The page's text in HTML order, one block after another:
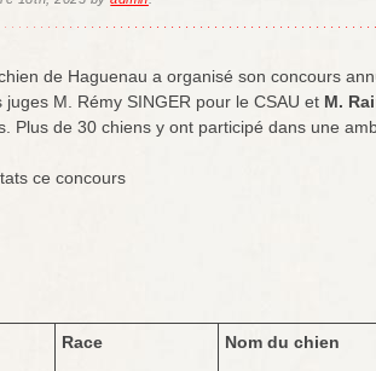
de Haguenau a organisé son concours
juges M. Rémy SINGER pour le CSAU et M.
Plus de 30 chiens y ont participé dans une
ce concours
Race Nom du chien